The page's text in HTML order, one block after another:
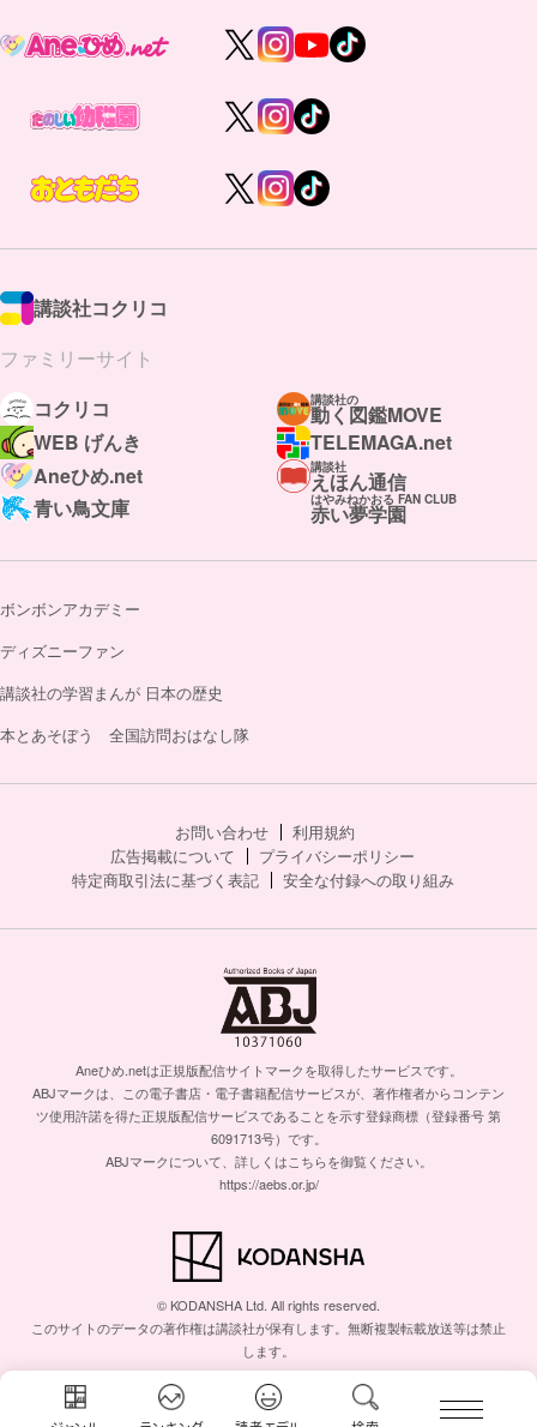
講談社コクリコ
ファミリーサイト
コクリコ
講談社の
動く図鑑MOVE
WEB げんき
TELEMAGA.net
Aneひめ.net
講談社
えほん通信
青い鳥文庫
はやみねかおる FAN CLUB
赤い夢学園
ボンボンアカデミー
ディズニーファン
講談社の学習まんが 日本の歴史
本とあそぼう 全国訪問おはなし隊
お問い合わせ
利用規約
広告掲載について
プライバシーポリシー
特定商取引法に基づく表記
安全な付録への取り組み
Aneひめ.netは正規版配信サイトマークを取得したサービスです。
ABJマークは、この電子書店・電子書籍配信サービスが、著作権者からコンテン
ツ使用許諾を得た正規版配信サービスであることを示す登録商標（登録番号 第
6091713号）です。
ABJマークについて、詳しくはこちらを御覧ください。
https://aebs.or.jp/
© KODANSHA Ltd. All rights reserved.
このサイトのデータの著作権は講談社が保有します。無断複製転載放送等は禁止
します。